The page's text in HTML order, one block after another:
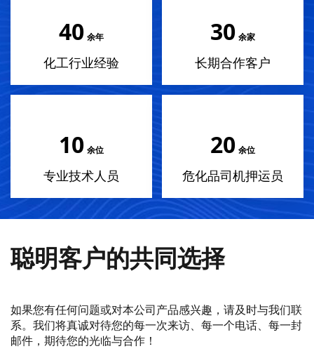
40 余年
化工行业经验
30 余家
长期合作客户
10 余位
专业技术人员
20 余位
危化品司机押运员
聪明客户的共同选择
如果您有任何问题或对本公司产品感兴趣，请及时与我们联
系。我们将真诚对待您的每一次来访、每一个电话、每一封
邮件，期待您的光临与合作！